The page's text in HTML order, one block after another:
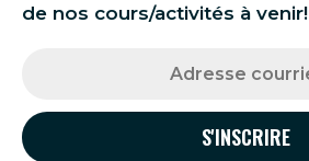
de nos cours/activités à venir!